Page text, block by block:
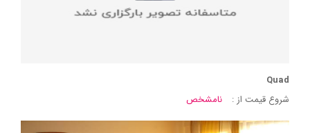
Quad
شروع قیمت از :
نامشخص